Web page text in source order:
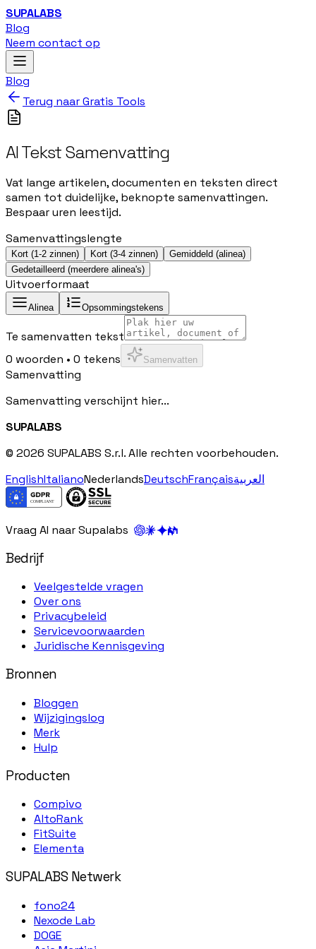
SUPALABS
Blog
Neem contact op
Blog
Terug naar Gratis Tools
AI Tekst Samenvatting
Vat lange artikelen, documenten en teksten direct
samen tot duidelijke, beknopte samenvattingen.
Bespaar uren leestijd.
Samenvattingslengte
Kort (1-2 zinnen) Kort (3-4 zinnen)
Gemiddeld (alinea)
Gedetailleerd (meerdere alinea's)
Uitvoerformaat
Alinea Opsommingstekens
Te samenvatten tekst
0 woorden • 0 tekens Samenvatten
Samenvatting
Samenvatting verschijnt hier...
SUPALABS
© 2026 SUPALABS S.r.l. Alle rechten voorbehouden.
EnglishItalianoNederlandsDeutschFrançaisالعربية
Vraag AI naar Supalabs
Bedrijf
Veelgestelde vragen
Over ons
Privacybeleid
Servicevoorwaarden
Juridische Kennisgeving
Bronnen
Bloggen
Wijzigingslog
Merk
Hulp
Producten
Compivo
AltoRank
FitSuite
Elementa
SUPALABS Netwerk
fono24
Nexode Lab
DOGE